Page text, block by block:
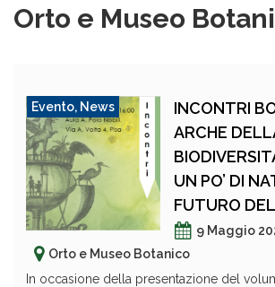
Orto e Museo
Evento, News
INCONTRI
ARCHE
UN PO’ DI
FUTURO
9 Maggio
Orto e Museo Botanico
In occasione della presentazione del